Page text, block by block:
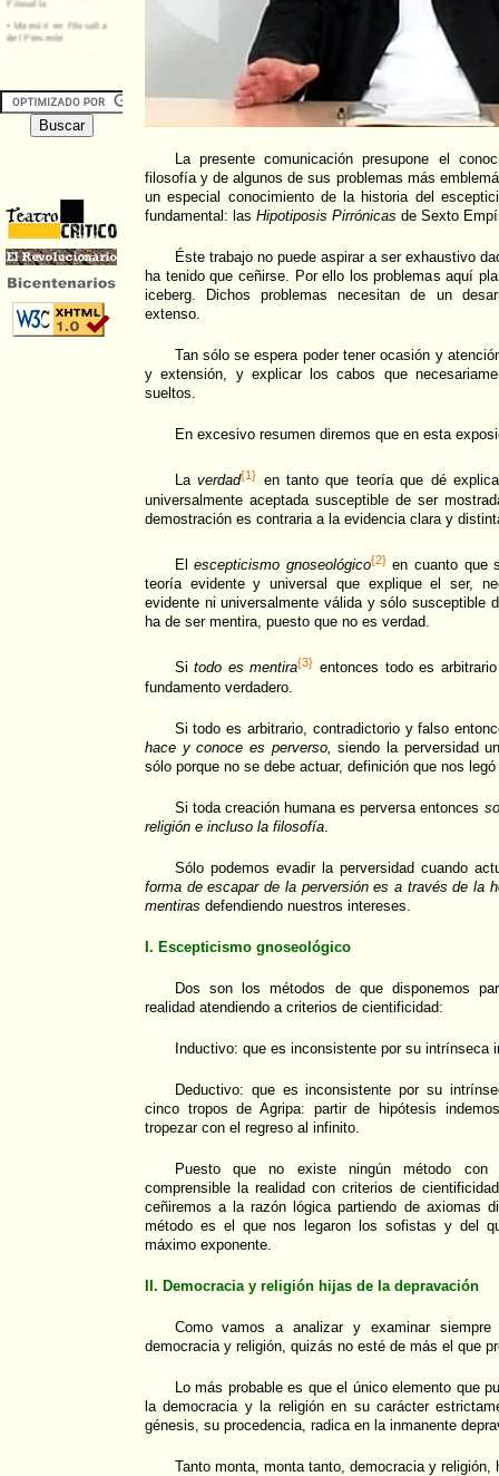
La presente comunicación presupone el
filosofía y de algunos de sus problemas más
un especial conocimiento de la historia del
fundamental: las Hipotiposis Pirrónicas de Sexto
Éste trabajo no puede aspirar a ser exhaustivo
ha tenido que ceñirse. Por ello los problemas aquí
iceberg. Dichos problemas necesitan de un
extenso.
Tan sólo se espera poder tener ocasión y
y extensión, y explicar los cabos que
sueltos.
En excesivo resumen diremos que en esta
Laverdad{1} en tanto que teoría que dé
universalmente aceptada susceptible de ser
demostración es contraria a la evidencia clara y
Elescepticismo gnoseológico{2}en cuanto que
teoría evidente y universal que explique el ser,
evidente ni universalmente válida y sólo susceptible
ha de ser mentira, puesto que no es verdad.
Sitodo es mentira{3} entonces todo es
fundamento verdadero.
Si todo es arbitrario, contradictorio y falso
hace y conoce es perverso, siendo la perversidad
sólo porque no se debe actuar, definición que nos
Si toda creación humana es perversa entonces
religión e incluso la filosofía
Sólo podemos evadir la perversidad cuando
forma de escapar de la perversión es a través de la
mentiras defendiendo nuestros intereses.
I. Escepticismo gnoseológico
Dos son los métodos de que disponemos
realidad atendiendo a criterios de cientificidad:
Inductivo: que es inconsistente por su intrínseca
Deductivo: que es inconsistente por su
cinco tropos de Agripa: partir de hipótesis
tropezar con el regreso al infinito.
Puesto que no existe ningún método con
comprensible la realidad con criterios de
ceñiremos a la razón lógica partiendo de axiomas
método es el que nos legaron los sofistas y del
máximo exponente.
II. Democracia y religión hijas de la depravación
Como vamos a analizar y examinar siempre
democracia y religión, quizás no esté de más el que
Lo más probable es que el único elemento que
la democracia y la religión en su carácter
génesis, su procedencia, radica en la inmanente
Tanto monta, monta tanto, democracia y religión,